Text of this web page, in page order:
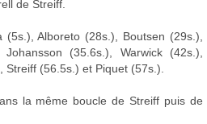
de Streiff.
Alboreto (28s.), Boutsen (29s.),
(35.6s.), Warwick (42s.),
(56.5s.) et Piquet (57s.).
la même boucle de Streiff puis de